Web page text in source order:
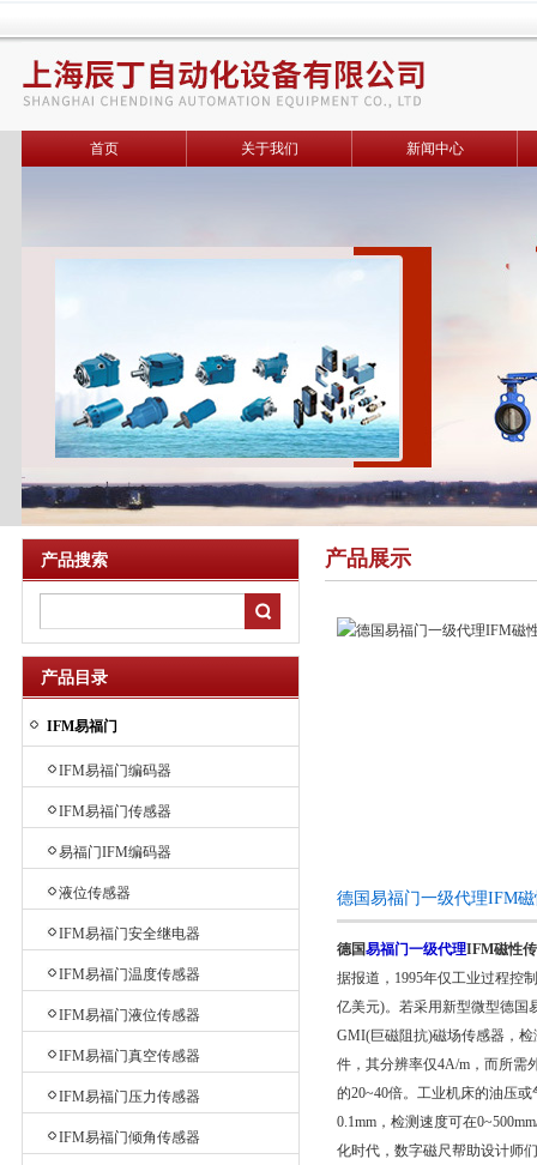
首页 关于我们 新闻中心
产品搜索
产品目录
IFM易福门
IFM易福门编码器
IFM易福门传感器
易福门IFM编码器
液位传感器
IFM易福门安全继电器
IFM易福门温度传感器
IFM易福门液位传感器
IFM易福门真空传感器
IFM易福门压力传感器
IFM易福门倾角传感器
产品展示
德国易福门一级代理IFM
德国易福门一级代理IFM磁性
据报道，1995年仅工业过程控
亿美元)。若采用新型微型德国
GMI(巨磁阻抗)磁场传感器，
件，其分辨率仅4A/m，而所需
的20~40倍。工业机床的油压
0.1mm，检测速度可在
化时代，数字磁尺帮助设计师